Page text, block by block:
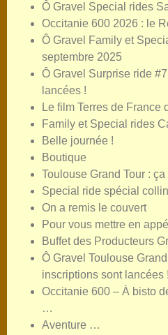
Ô Gravel Special rides
Occitanie 600 2026 : le
Ô Gravel Family et
septembre 2025
Ô Gravel Surprise ride
lancées !
Le film Terres de France
Family et Special rides
Belle journée !
Boutique
Toulouse Grand Tour :
Special ride spécial
On a remis le couvert
Pour vous mettre en
Buffet des Producteurs
Ô Gravel Toulouse
inscriptions sont lancées !
Occitanie 600 – À bisto
…
Aventure …